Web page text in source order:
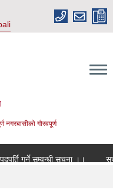
नगरबासीको गौरवपूर्ण
गर्ने सम्वन्धी सूचना ।।